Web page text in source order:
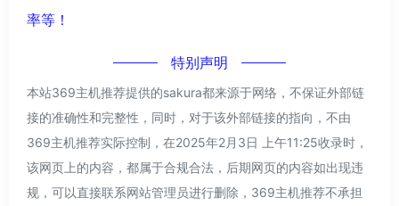
率等！
特别声明
本站369主机推荐提供的sakura都来源于网络，不保证外部链
接的准确性和完整性，同时，对于该外部链接的指向，不由
369主机推荐实际控制，在2025年2月3日 上午11:25收录时，
该网页上的内容，都属于合规合法，后期网页的内容如出现违
规，可以直接联系网站管理员进行删除，369主机推荐不承担